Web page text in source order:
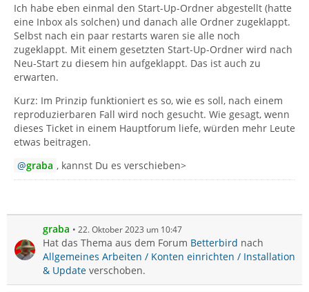
Ich habe eben einmal den Start-Up-Ordner abgestellt (hatte
eine Inbox als solchen) und danach alle Ordner zugeklappt.
Selbst nach ein paar restarts waren sie alle noch
zugeklappt. Mit einem gesetzten Start-Up-Ordner wird nach
Neu-Start zu diesem hin aufgeklappt. Das ist auch zu
erwarten.
Kurz: Im Prinzip funktioniert es so, wie es soll, nach einem
reproduzierbaren Fall wird noch gesucht. Wie gesagt, wenn
dieses Ticket in einem Hauptforum liefe, würden mehr Leute
etwas beitragen.
graba , kannst Du es verschieben>
graba 22. Oktober 2023 um 10:47
Hat das Thema aus dem Forum Betterbird nach
Allgemeines Arbeiten / Konten einrichten / Installation
& Update verschoben.